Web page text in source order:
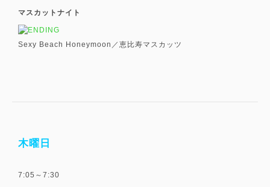
マスカットナイト
Sexy Beach Honeymoon／恵比寿マスカッツ
木曜日
7:05～7:30